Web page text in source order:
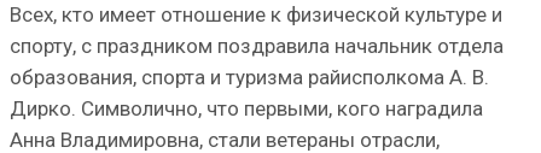
Всех, кто имеет отношение к физической культуре и
спорту, с праздником поздравила начальник отдела
образования, спорта и туризма райисполкома А. В.
Дирко. Символично, что первыми, кого наградила
Анна Владимировна, стали ветераны отрасли,